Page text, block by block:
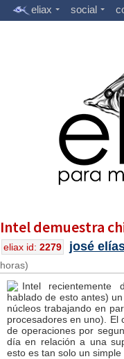
eliax social
Intel demuestra
eliax id: 2279 josé
horas)
Intel recientemente
hablado de esto antes)
núcleos trabajando en
procesadores en uno). El
de operaciones por
día en relación a una
esto es tan solo un simple